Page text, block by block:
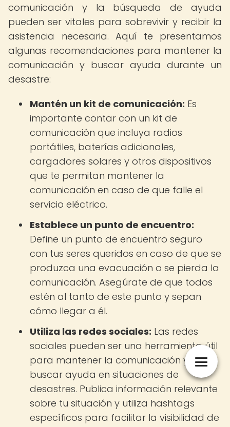
comunicación y la búsqueda de ayuda
pueden ser vitales para sobrevivir y recibir la
asistencia necesaria. Aquí te presentamos
algunas recomendaciones para mantener la
comunicación y buscar ayuda durante un
desastre:
Mantén un kit de comunicación: Es
importante contar con un kit de
comunicación que incluya radios
portátiles, baterías adicionales,
cargadores solares y otros dispositivos
que te permitan mantener la
comunicación en caso de que falle el
servicio eléctrico.
Establece un punto de encuentro:
Define un punto de encuentro seguro
con tus seres queridos en caso de que se
produzca una evacuación o se pierda la
comunicación. Asegúrate de que todos
estén al tanto de este punto y sepan
cómo llegar a él.
Utiliza las redes sociales: Las redes
sociales pueden ser una herramienta útil
para mantener la comunicación y
buscar ayuda en situaciones de
desastres. Publica información relevante
sobre tu situación y utiliza hashtags
específicos para facilitar la visibilidad de